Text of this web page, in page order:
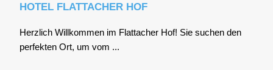
HOTEL FLATTACHER HOF
Herz­lich Will­kom­men im Flat­ta­cher Hof! Sie suchen den
per­fek­ten Ort, um vom ...